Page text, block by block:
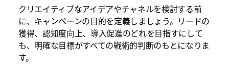
クリエイティブなアイデアやチャネルを検討する前
に、キャンペーンの目的を定義しましょう。リードの
獲得、認知度向上、導入促進のどれを目指すにして
も、明確な目標がすべての戦術的判断のもとになりま
す。